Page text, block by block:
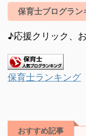
保育士ブログラン
♪応援クリック、
保育士ランキング
おすすめ記事